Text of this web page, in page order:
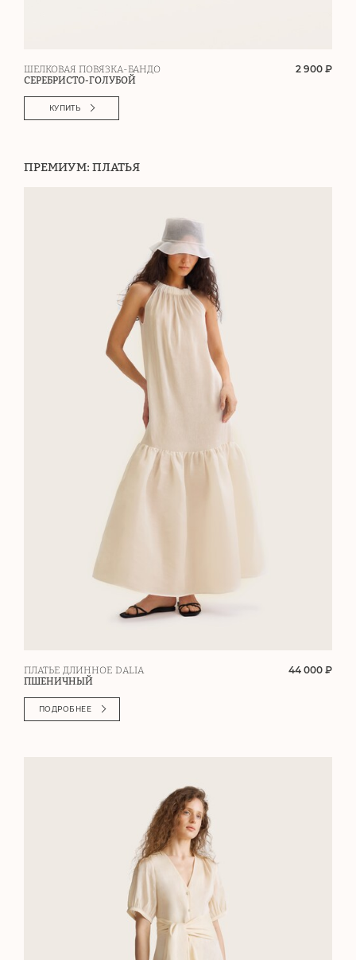
ШЕЛКОВАЯ ПОВЯЗКА-БАНДО
СЕРЕБРИСТО-ГОЛУБОЙ
2 900 ₽
КУПИТЬ
ПРЕМИУМ: ПЛАТЬЯ
ПЛАТЬЕ ДЛИННОЕ DALIA
ПШЕНИЧНЫЙ
44 000 ₽
ПОДРОБНЕЕ